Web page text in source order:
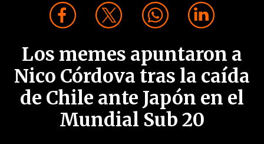
Los memes apuntaron a
Nico Córdova tras la caída
de Chile ante Japón en el
Mundial Sub 20